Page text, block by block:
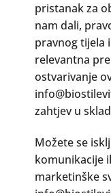
pristanak za
nam dali,
pravnog tijela
relevantna
ostvarivanje
zahtjev u
Možete se
komunikacije
marketinške